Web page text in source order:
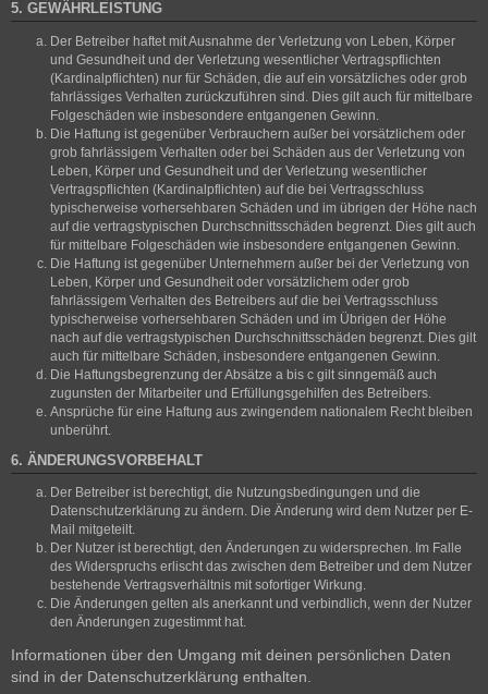
5. GEWÄHRLEISTUNG
Der Betreiber haftet mit Ausnahme der Verletzung von Leben, Körper
und Gesundheit und der Verletzung wesentlicher Vertragspflichten
(Kardinalpflichten) nur für Schäden, die auf ein vorsätzliches oder grob
fahrlässiges Verhalten zurückzuführen sind. Dies gilt auch für mittelbare
Folgeschäden wie insbesondere entgangenen Gewinn.
Die Haftung ist gegenüber Verbrauchern außer bei vorsätzlichem oder
grob fahrlässigem Verhalten oder bei Schäden aus der Verletzung von
Leben, Körper und Gesundheit und der Verletzung wesentlicher
Vertragspflichten (Kardinalpflichten) auf die bei Vertragsschluss
typischerweise vorhersehbaren Schäden und im übrigen der Höhe nach
auf die vertragstypischen Durchschnittsschäden begrenzt. Dies gilt auch
für mittelbare Folgeschäden wie insbesondere entgangenen Gewinn.
Die Haftung ist gegenüber Unternehmern außer bei der Verletzung von
Leben, Körper und Gesundheit oder vorsätzlichem oder grob
fahrlässigem Verhalten des Betreibers auf die bei Vertragsschluss
typischerweise vorhersehbaren Schäden und im Übrigen der Höhe
nach auf die vertragstypischen Durchschnittsschäden begrenzt. Dies gilt
auch für mittelbare Schäden, insbesondere entgangenen Gewinn.
Die Haftungsbegrenzung der Absätze a bis c gilt sinngemäß auch
zugunsten der Mitarbeiter und Erfüllungsgehilfen des Betreibers.
Ansprüche für eine Haftung aus zwingendem nationalem Recht bleiben
unberührt.
6. ÄNDERUNGSVORBEHALT
Der Betreiber ist berechtigt, die Nutzungsbedingungen und die
Datenschutzerklärung zu ändern. Die Änderung wird dem Nutzer per E-
Mail mitgeteilt.
Der Nutzer ist berechtigt, den Änderungen zu widersprechen. Im Falle
des Widerspruchs erlischt das zwischen dem Betreiber und dem Nutzer
bestehende Vertragsverhältnis mit sofortiger Wirkung.
Die Änderungen gelten als anerkannt und verbindlich, wenn der Nutzer
den Änderungen zugestimmt hat.
Informationen über den Umgang mit deinen persönlichen Daten
sind in der Datenschutzerklärung enthalten.